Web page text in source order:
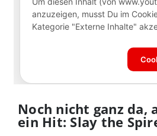
Noch nicht ganz da,
ein Hit: Slay the